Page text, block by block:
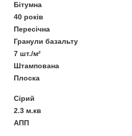
Бітумна
40 років
Пересічна
Гранули базальту
7 шт./м²
Штампована
Плоска
Сірий
2.3 м.кв
АПП